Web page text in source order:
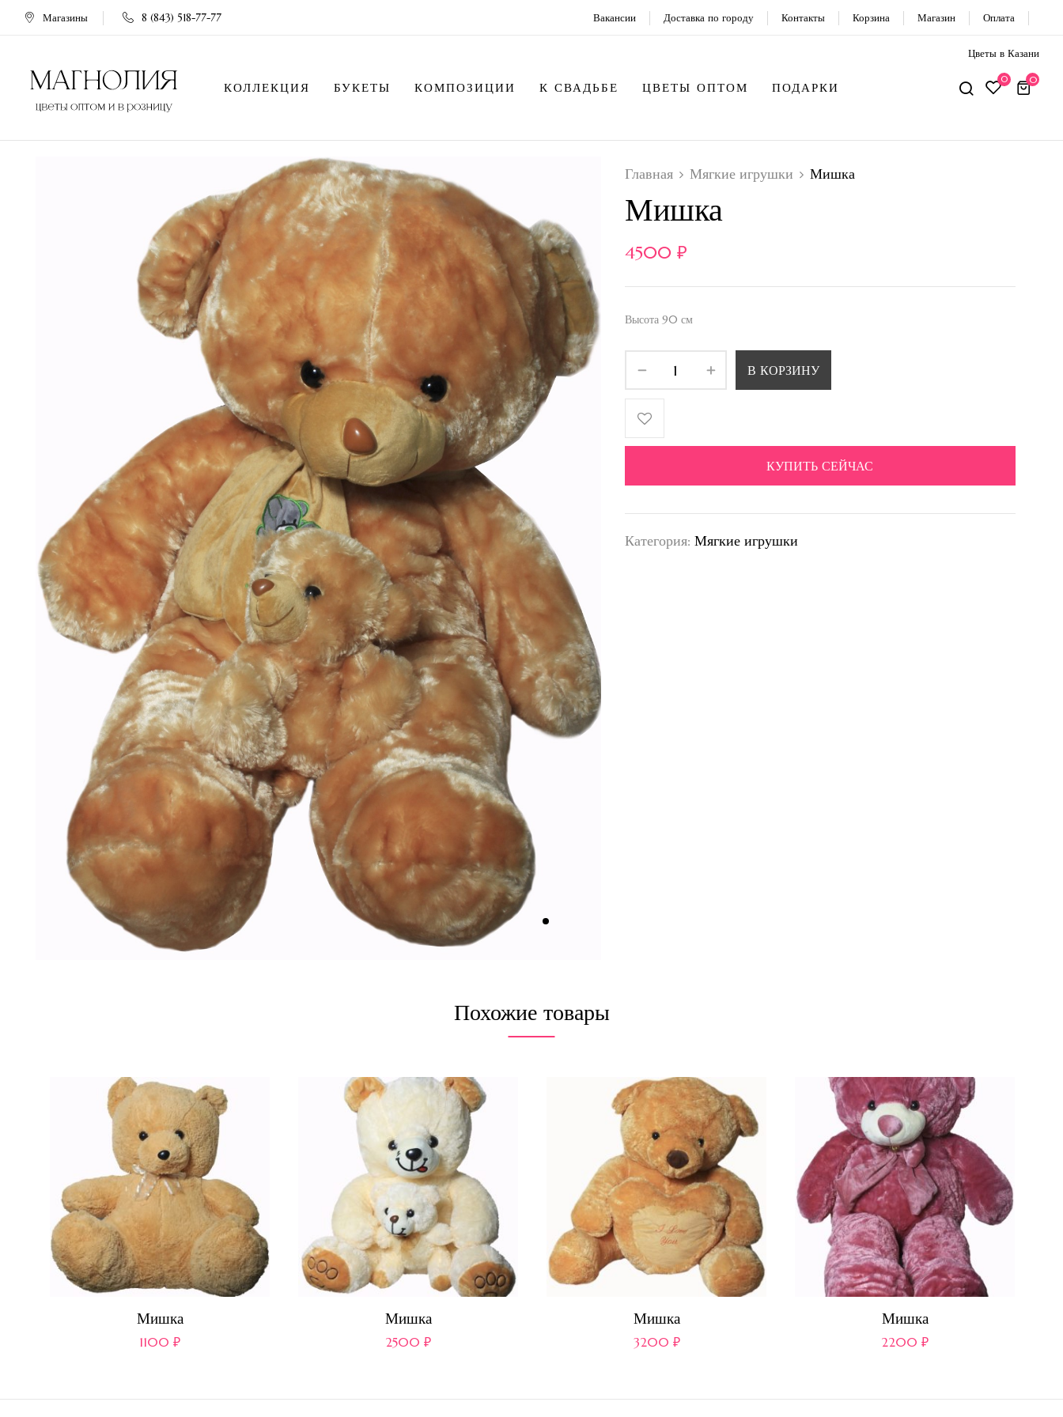
Магазины 8 (843) 518-77-77 Вакансии Доставка по городу Контакты Корзина Магазин Оплата
Цветы в Казани
КОЛЛЕКЦИЯ БУКЕТЫ КОМПОЗИЦИИ К СВАДЬБЕ ЦВЕТЫ ОПТОМ ПОДАРКИ
0 0
Главная Мягкие игрушки Мишка
Мишка
4500 ₽
Высота 90 см
В КОРЗИНУ
КУПИТЬ СЕЙЧАС
Категория: Мягкие игрушки
Похожие товары
Мишка
1100 ₽
Мишка
2500 ₽
Мишка
3200 ₽
Мишка
2200 ₽